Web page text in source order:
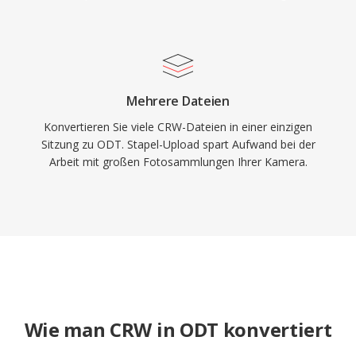
Mehrere Dateien
Konvertieren Sie viele CRW-Dateien in einer einzigen
Sitzung zu ODT. Stapel-Upload spart Aufwand bei der
Arbeit mit großen Fotosammlungen Ihrer Kamera.
Wie man CRW in ODT konvertiert